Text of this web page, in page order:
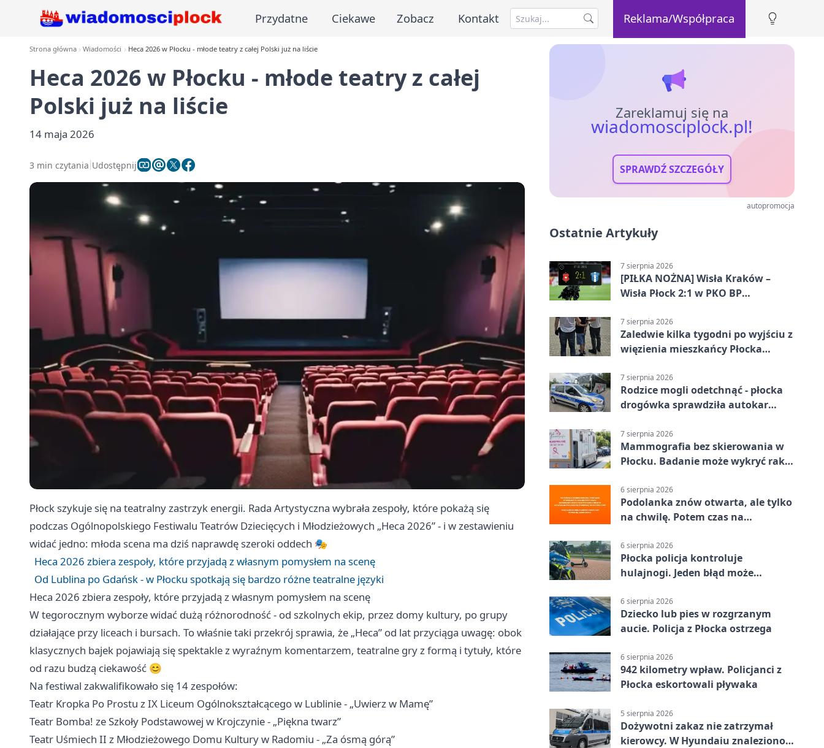
Przydatne Ciekawe Zobacz Kontakt Reklama/Współpraca
Strona główna Wiadomości Heca 2026 w Płocku - młode teatry z całej Polski już na liście
Heca 2026 w Płocku - młode teatry z całej
Polski już na liście
14 maja 2026
3 min czytania Udostępnij
Płock szykuje się na teatralny zastrzyk energii. Rada Artystyczna wybrała zespoły, które pokażą się
podczas Ogólnopolskiego Festiwalu Teatrów Dziecięcych i Młodzieżowych „Heca 2026” - i w zestawieniu
widać jedno: młoda scena ma dziś naprawdę szeroki oddech 🎭
Heca 2026 zbiera zespoły, które przyjadą z własnym pomysłem na scenę
Od Lublina po Gdańsk - w Płocku spotkają się bardzo różne teatralne języki
Heca 2026 zbiera zespoły, które przyjadą z własnym pomysłem na scenę
W tegorocznym wyborze widać dużą różnorodność - od szkolnych ekip, przez domy kultury, po grupy
działające przy liceach i bursach. To właśnie taki przekrój sprawia, że „Heca” od lat przyciąga uwagę: obok
klasycznych bajek pojawiają się spektakle z wyraźnym komentarzem, teatralne gry z formą i tytuły, które
od razu budzą ciekawość 😊
Na festiwal zakwalifikowało się 14 zespołów:
Teatr Kropka Po Prostu z IX Liceum Ogólnokształcącego w Lublinie- „Uwierz w Mamę”
Teatr Bomba! ze Szkoły Podstawowej w Krojczynie - „Piękna twarz”
Teatr Uśmiech II z Młodzieżowego Domu Kultury w Radomiu - „Za ósmą górą”
Zareklamuj się na
wiadomosciplock.pl!
SPRAWDŹ SZCZEGÓŁY
autopromocja
Ostatnie Artykuły
7 sierpnia 2026
[PIŁKA NOŻNA] Wisła Kraków –
Wisła Płock 2:1 w PKO BP
rozstrzygnęli mecz przed przerwą
7 sierpnia 2026
Zaledwie kilka tygodni po wyjściu z
więzienia mieszkańcy Płocka
7 sierpnia 2026
Rodzice mogli odetchnąć - płocka
drogówka sprawdziła autokar
7 sierpnia 2026
Mammografia bez skierowania w
Płocku. Badanie może wykryć raka,
6 sierpnia 2026
Podolanka znów otwarta, ale tylko
na chwilę. Potem czas na
6 sierpnia 2026
Płocka policja kontroluje
hulajnogi. Jeden błąd może
6 sierpnia 2026
Dziecko lub pies w rozgrzanym
aucie. Policja z Płocka ostrzega
6 sierpnia 2026
942 kilometry wpław. Policjanci z
Płocka eskortowali pływaka
5 sierpnia 2026
Dożywotni zakaz nie zatrzymał
kierowcy. W Hyundaiu znaleziono